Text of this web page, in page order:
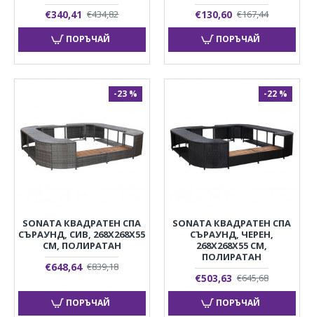
€340,41 €434,82
ПОРЪЧАЙ
€130,60 €167,44
ПОРЪЧАЙ
-23 %
SONATA КВАДРАТЕН СПА
СЪРАУНД, СИВ, 268X268X55
СМ, ПОЛИРАТАН
€648,64 €839,18
ПОРЪЧАЙ
-22 %
SONATA КВАДРАТЕН СПА
СЪРАУНД, ЧЕРЕН,
268X268X55 СМ,
ПОЛИРАТАН
€503,63 €645,68
ПОРЪЧАЙ